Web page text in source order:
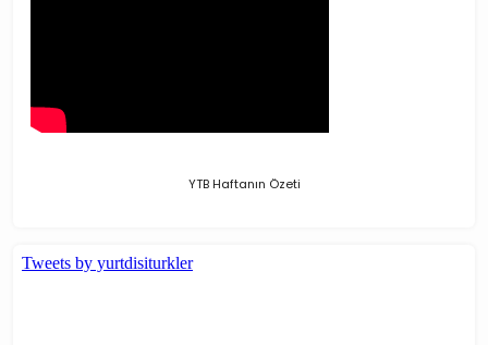
YTB Haftanın Özeti